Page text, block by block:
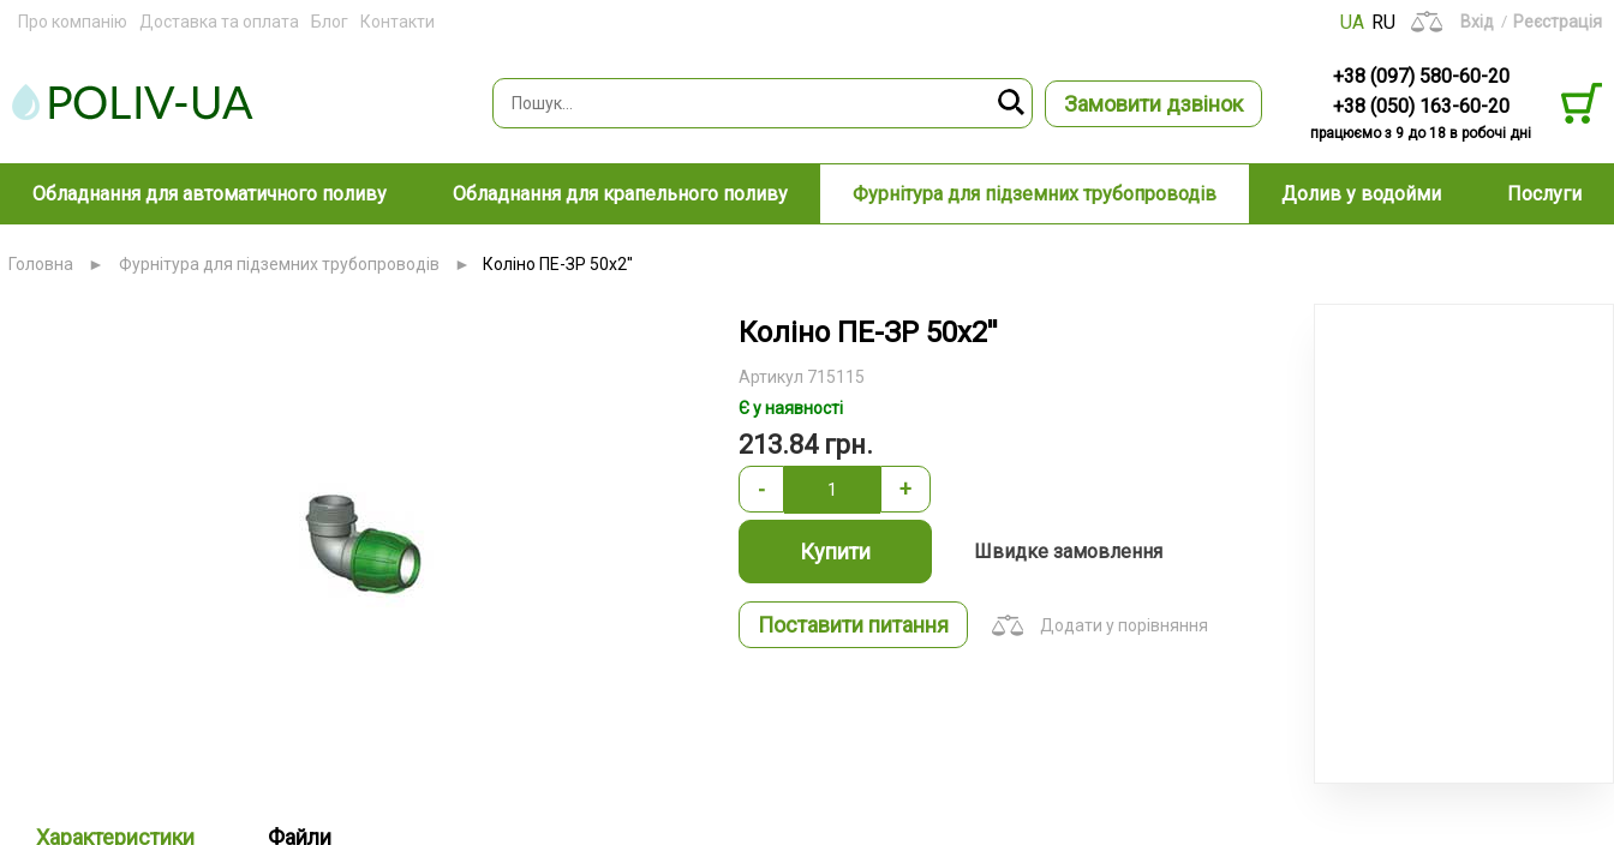
Про компанію Доставка та оплата Блог Контакти UA RU Вхід Реєстрація
Замовити дзвінок
+38 (097) 580-60-20
+38 (050) 163-60-20
працюємо з 9 до 18 в робочі дні
Обладнання для автоматичного поливу Обладнання для крапельного поливу Фурнітура для підземних трубопроводів Долив у водойми Послуги
Головна ► Фурнітура для підземних трубопроводів ► Коліно ПЕ-ЗР 50х2''
Коліно ПЕ-ЗР 50х2''
Артикул 715115
Є у наявності
213.84 грн.
- +
Купити Швидке замовлення
Поставити питання Додати у порівняння
Характеристики Файли